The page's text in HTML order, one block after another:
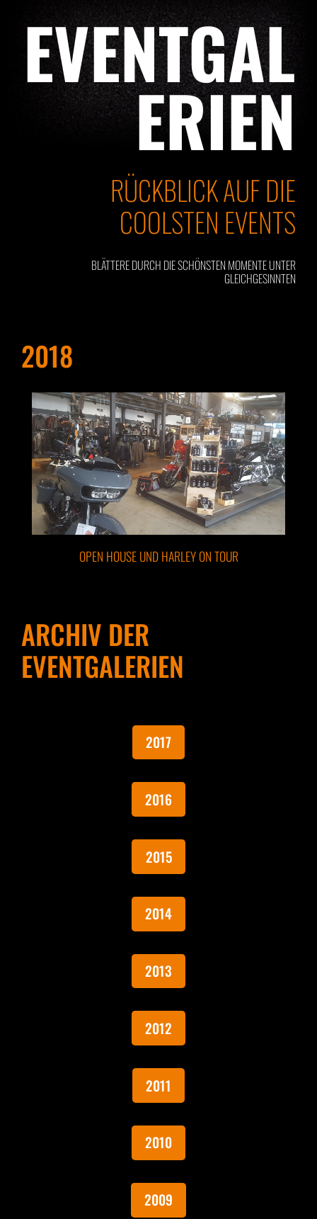
EVENTGAL
ERIEN
RÜCKBLICK AUF DIE
COOLSTEN EVENTS
BLÄTTERE DURCH DIE SCHÖNSTEN MOMENTE UNTER
GLEICHGESINNTEN
2018
OPEN HOUSE UND HARLEY ON TOUR
ARCHIV DER
EVENTGALERIEN
2017
2016
2015
2014
2013
2012
2011
2010
2009